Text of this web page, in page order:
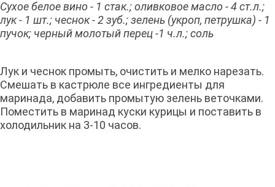
Сухое белое вино - 1 стак.; оливковое масло - 4 ст.л.;
лук - 1 шт.; чеснок - 2 зуб.; зелень (укроп, петрушка) - 1
пучок; черный молотый перец -1 ч.л.; соль
Лук и чеснок промыть, очистить и мелко нарезать.
Смешать в кастрюле все ингредиенты для
маринада, добавить промытую зелень веточками.
Поместить в маринад куски курицы и поставить в
холодильник на 3-10 часов.